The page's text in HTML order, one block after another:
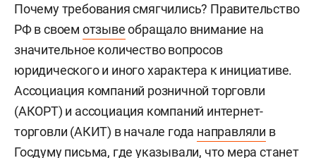
2023 года вопросы к нему
возникли
Татарстана. Позицию парламента тогда
представил глава комитета по образованию,
культуре, науке и нацвопросам
Айрат Зарипов
Несколько раз депутат отметил, что инициатива
очень нужна и востребована, а англицизмы
действительно «заполонили» русский язык.
Почему требования смягчились? Правительство
РФ в своем отзывеобращало внимание на
значительное количество вопросов
юридического и иного характера к инициативе.
Ассоциация компаний розничной торговли
(АКОРТ) и ассоциация компаний интернет-
торговли (АКИТ) в начале года направляли в
Госдуму письма, где указывали, что мера станет